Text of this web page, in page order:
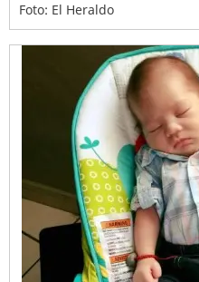
Foto: El Heraldo